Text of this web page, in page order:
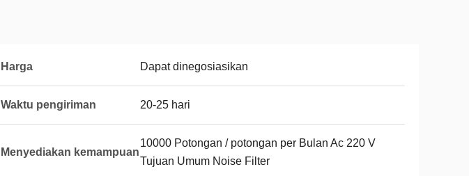
Harga Dapat dinegosiasikan
Waktu pengiriman 20-25 hari
Menyediakan kemampuan
10000 Potongan / potongan per Bulan Ac 220 V
Tujuan Umum Noise Filter